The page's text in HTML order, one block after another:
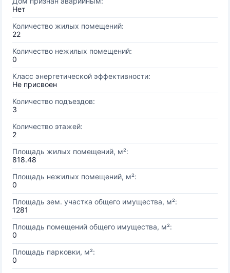
Нет
Количество жилых помещений:
22
Количество нежилых помещений:
0
Класс энергетической эффективности:
Не присвоен
Количество подъездов:
3
Количество этажей:
2
Площадь жилых помещений, м²:
818.48
Площадь нежилых помещений, м²:
0
Площадь зем. участка общего имущества, м²:
1281
Площадь помещений общего имущества, м²:
0
Площадь парковки, м²:
0